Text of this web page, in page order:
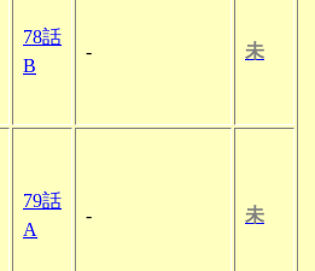
78話
B
- 未
79話
A
- 未